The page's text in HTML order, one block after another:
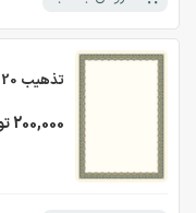
تذهیب 120 گرمی A4 کد 2102
200,000 تومان